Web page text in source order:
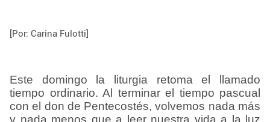
[Por: Carina Fulotti]
Este domingo la liturgia retoma el llamado
tiempo ordinario. Al terminar el tiempo pascual
con el don de Pentecostés, volvemos nada más
y nada menos que a leer nuestra vida a la luz